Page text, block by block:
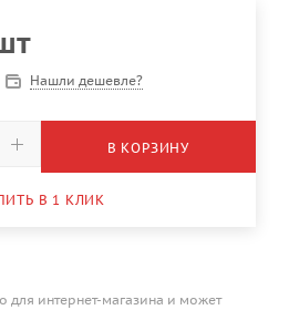
Нашли дешевле?
В КОРЗИНУ
В 1 КЛИК
для интернет-магазина и может